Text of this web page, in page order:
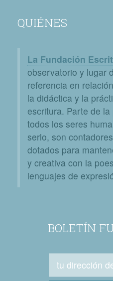
QUIÉNES
La Fundación
observatorio y lugar
referencia en
la didáctica y la
escritura. Parte de
todos los seres
serlo, son
dotados para
y creativa con la
lenguajes de
BOLETÍN